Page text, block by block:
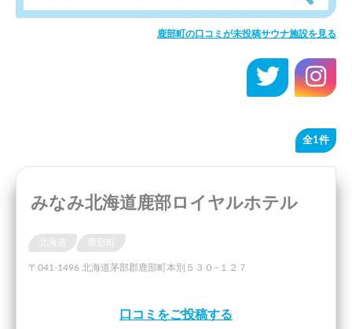
鹿部町の口コミが未投稿サウナ施設を見る
全1件
みなみ北海道鹿部ロイヤルホテル
鹿部町
〒041-1496 北海道茅部郡鹿部町本別５３０−１２７
口コミをご投稿する